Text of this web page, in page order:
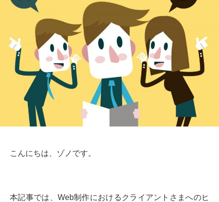
こんにちは、ゾノです。
本記事では、Web制作におけるクライアントさまへのヒ